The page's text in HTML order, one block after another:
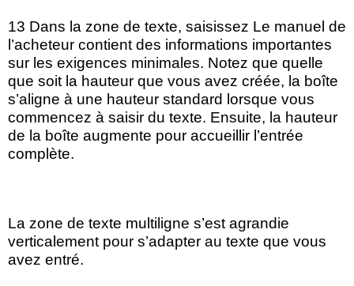
13 Dans la zone de texte, saisissez Le manuel de
l’acheteur contient des informations importantes
sur les exigences minimales. Notez que quelle
que soit la hauteur que vous avez créée, la boîte
s’aligne à une hauteur standard lorsque vous
commencez à saisir du texte. Ensuite, la hauteur
de la boîte augmente pour accueillir l’entrée
complète.
La zone de texte multiligne s’est agrandie
verticalement pour s’adapter au texte que vous
avez entré.